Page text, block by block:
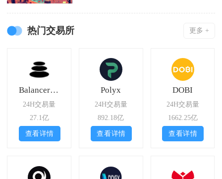
热门交易所 更多 +
BalancerV1
24H交易量
27.1亿
查看详情
Polyx
24H交易量
892.18亿
查看详情
DOBI
24H交易量
1662.25亿
查看详情